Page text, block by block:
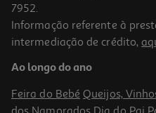
Livro Meditações De Marco
13.46 €/un
PVP de editor
13,46 €
7952.
Informação referente à
intermediação de crédito,
Ao longo do ano
Feira do Bebé Queijos,